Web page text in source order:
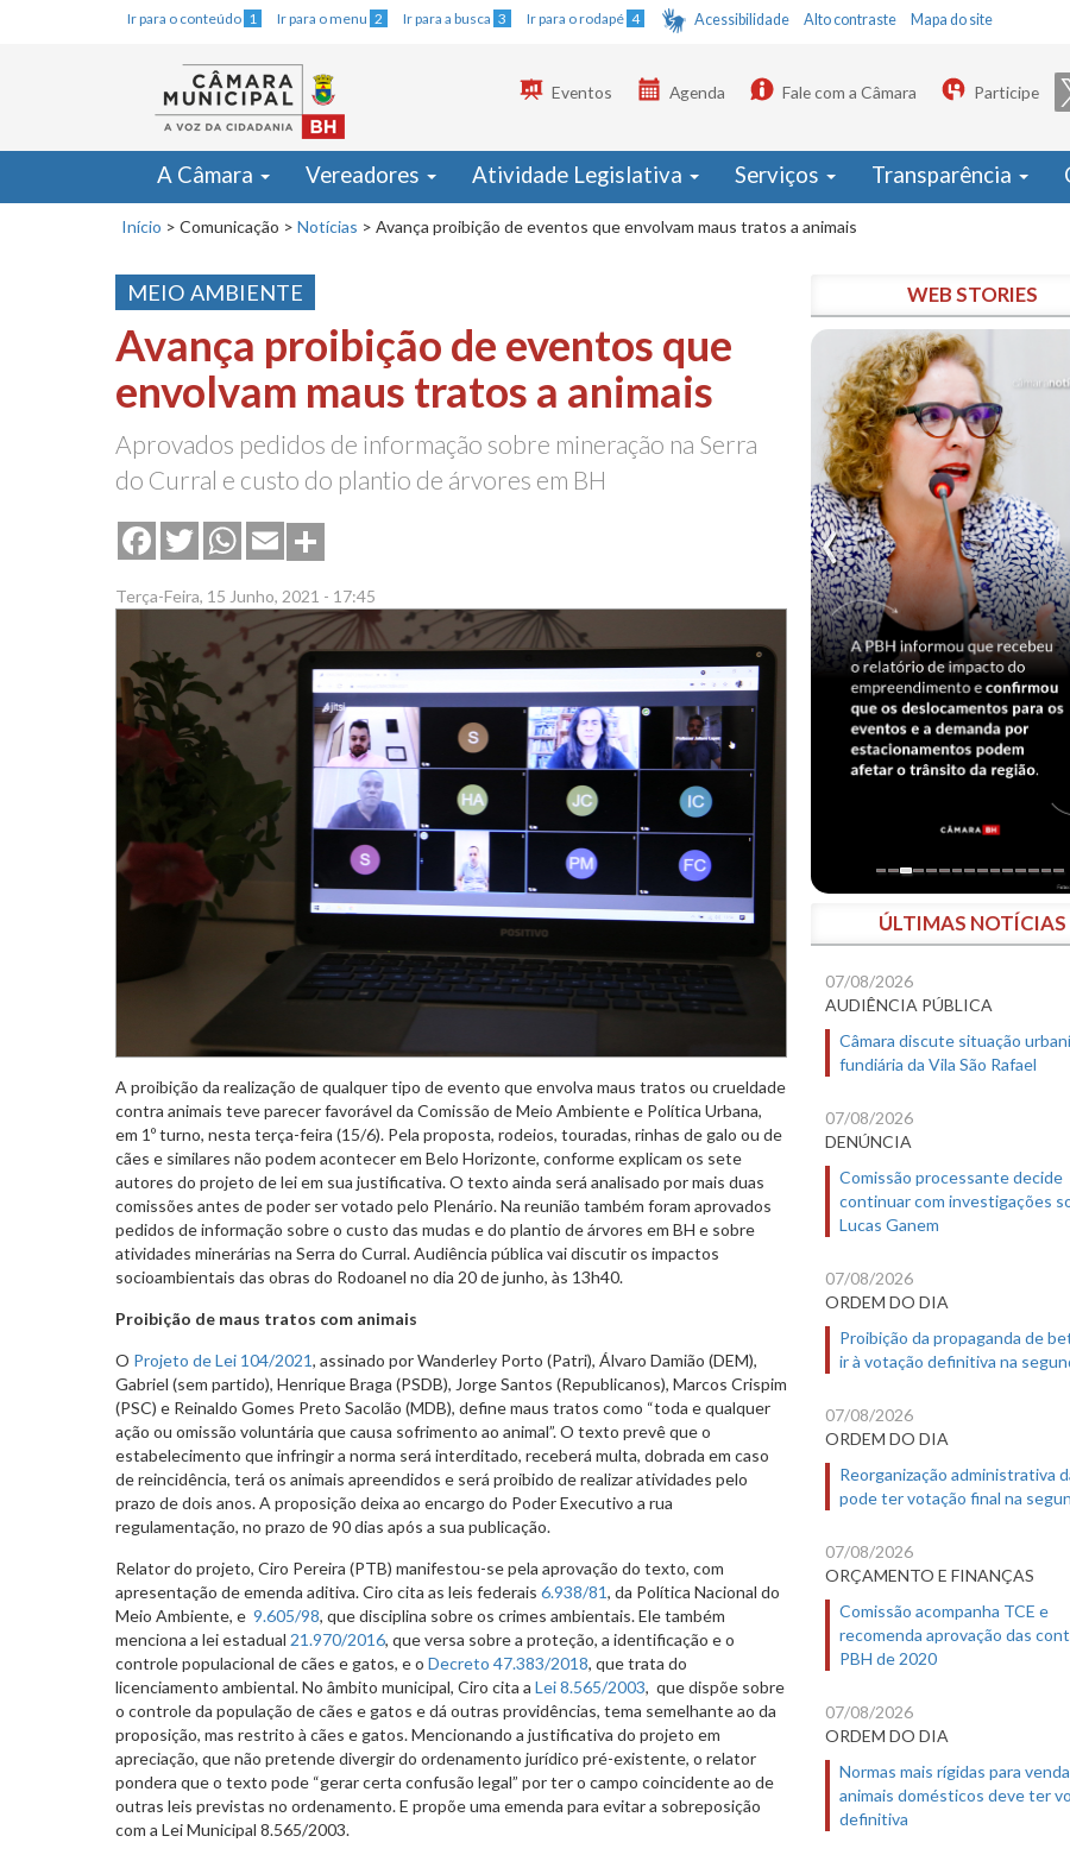
Ir para o conteúdo 1 Ir para o menu 2 Ir para a busca 3 Ir para o rodapé 4 Acessibilidade Alto contraste Mapa do site
Eventos Agenda Fale com a Câmara Participe
A Câmara Vereadores Atividade Legislativa Serviços Transparência
Início > Comunicação > Notícias > Avança proibição de eventos que envolvam maus tratos a animais
MEIO AMBIENTE
Avança proibição de eventos que
envolvam maus tratos a animais
Aprovados pedidos de informação sobre mineração na Serra
do Curral e custo do plantio de árvores em BH
FacebookTwitterWhatsApp
Email
Terça-Feira, 15 Junho, 2021 - 17:45
A proibição da realização de qualquer tipo de evento que envolva maus tratos ou crueldade
contra animais teve parecer favorável da Comissão de Meio Ambiente e Política Urbana,
em 1º turno, nesta terça-feira (15/6). Pela proposta, rodeios, touradas, rinhas de galo ou de
cães e similares não podem acontecer em Belo Horizonte, conforme explicam os sete
autores do projeto de lei em sua justificativa. O texto ainda será analisado por mais duas
comissões antes de poder ser votado pelo Plenário. Na reunião também foram aprovados
pedidos de informação sobre o custo das mudas e do plantio de árvores em BH e sobre
atividades minerárias na Serra do Curral. Audiência pública vai discutir os impactos
socioambientais das obras do Rodoanel no dia 20 de junho, às 13h40.
Proibição de maus tratos com animais
O Projeto de Lei 104/2021, assinado por Wanderley Porto (Patri), Álvaro Damião (DEM),
Gabriel (sem partido), Henrique Braga (PSDB), Jorge Santos (Republicanos), Marcos Crispim
(PSC) e Reinaldo Gomes Preto Sacolão (MDB), define maus tratos como “toda e qualquer
ação ou omissão voluntária que causa sofrimento ao animal”. O texto prevê que o
estabelecimento que infringir a norma será interditado, receberá multa, dobrada em caso
de reincidência, terá os animais apreendidos e será proibido de realizar atividades pelo
prazo de dois anos. A proposição deixa ao encargo do Poder Executivo a rua
regulamentação, no prazo de 90 dias após a sua publicação.
Relator do projeto, Ciro Pereira (PTB) manifestou-se pela aprovação do texto, com
apresentação de emenda aditiva. Ciro cita as leis federais 6.938/81, da Política Nacional do
Meio Ambiente, e 9.605/98, que disciplina sobre os crimes ambientais. Ele também
menciona a lei estadual 21.970/2016, que versa sobre a proteção, a identificação e o
controle populacional de cães e gatos, e o Decreto 47.383/2018, que trata do
licenciamento ambiental. No âmbito municipal, Ciro cita a Lei 8.565/2003, que dispõe sobre
o controle da população de cães e gatos e dá outras providências, tema semelhante ao da
proposição, mas restrito à cães e gatos. Mencionando a justificativa do projeto em
apreciação, que não pretende divergir do ordenamento jurídico pré-existente, o relator
pondera que o texto pode “gerar certa confusão legal” por ter o campo coincidente ao de
outras leis previstas no ordenamento. E propõe uma emenda para evitar a sobreposição
com a Lei Municipal 8.565/2003.
WEB STORIES
ÚLTIMAS NOTÍCIAS
07/08/2026
AUDIÊNCIA PÚBLICA
Câmara discute situação
fundiária da Vila São Rafael
07/08/2026
DENÚNCIA
Comissão processante decide
continuar com investigações
Lucas Ganem
07/08/2026
ORDEM DO DIA
Proibição da propaganda de
ir à votação definitiva na
07/08/2026
ORDEM DO DIA
Reorganização administrativa
pode ter votação final na
07/08/2026
ORÇAMENTO E FINANÇAS
Comissão acompanha TCE e
recomenda aprovação das
PBH de 2020
07/08/2026
ORDEM DO DIA
Normas mais rígidas para
animais domésticos deve ter
definitiva